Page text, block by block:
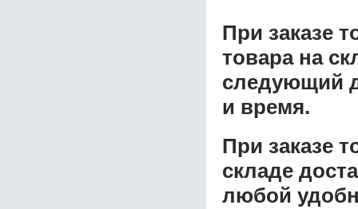
При заказе
товара на
следующий
и время.
При заказе
складе
любой